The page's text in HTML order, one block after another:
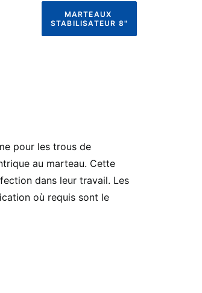
MARTEAUX
STABILISATEUR 8"
pour les trous de
au marteau. Cette
dans leur travail. Les
où requis sont le